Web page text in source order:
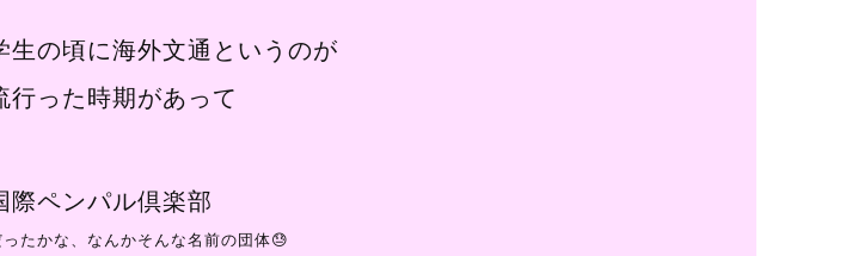
生の頃に海外文通というのが
行った時期があって
際ペンパル倶楽部
ったかな、なんかそんな名前の団体😓